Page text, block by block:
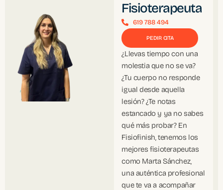
Fisioterapeuta
619 788 494
PEDIR CITA
¿Llevas tiempo con una
molestia que no se va?
¿Tu cuerpo no responde
igual desde aquella
lesión? ¿Te notas
estancado y ya no sabes
qué más probar? En
Fisiofinish, tenemos los
mejores fisioterapeutas
como Marta Sánchez,
una auténtica profesional
que te va a acompañar